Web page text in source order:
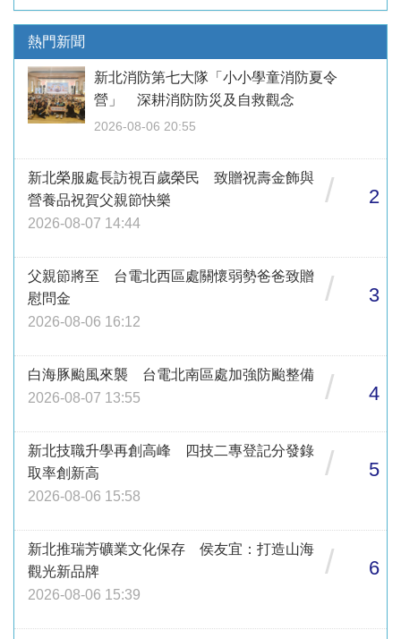
熱門新聞
新北消防第七大隊「小小學童消防夏令
營」 深耕消防防災及自救觀念
2026-08-06 20:55
新北榮服處長訪視百歲榮民 致贈祝壽金飾與
營養品祝賀父親節快樂
2026-08-07 14:44
/ 2
父親節將至 台電北西區處關懷弱勢爸爸致贈
慰問金
2026-08-06 16:12
/ 3
白海豚颱風來襲 台電北南區處加強防颱整備
2026-08-07 13:55
/ 4
新北技職升學再創高峰 四技二專登記分發錄
取率創新高
2026-08-06 15:58
/ 5
新北推瑞芳礦業文化保存 侯友宜：打造山海
觀光新品牌
2026-08-06 15:39
/ 6